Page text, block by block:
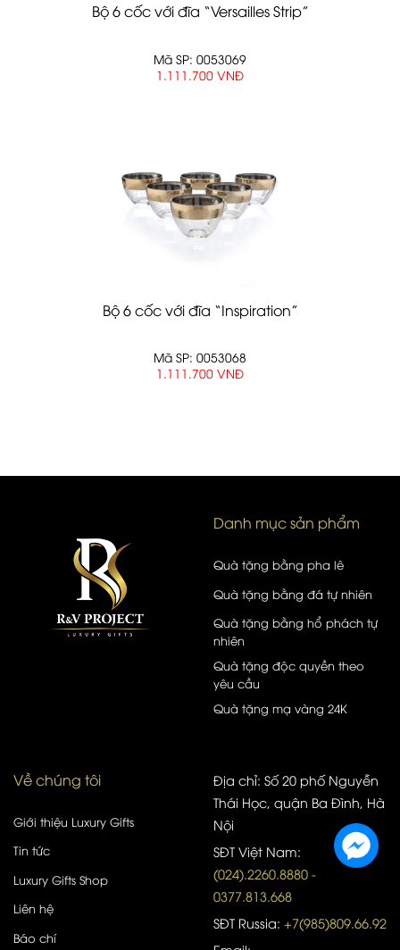
Bộ 6 cốc với đĩa “Versailles Strip”
Mã SP: 0053069
1.111.700 VNĐ
Bộ 6 cốc với đĩa “Inspiration”
Mã SP: 0053068
1.111.700 VNĐ
Danh mục sản phẩm
Quà tặng bằng pha lê
Quà tặng bằng đá tự nhiên
Quà tặng bằng hổ phách tự
nhiên
Quà tặng độc quyền theo
yêu cầu
Quà tặng mạ vàng 24K
Về chúng tôi
Giới thiệu Luxury Gifts
Tin tức
Luxury Gifts Shop
Liên hệ
Báo chí
Địa chỉ: Số 20 phố Nguyễn
Thái Học, quận Ba Đình, Hà
Nội
SĐT Việt Nam:
(024).2260.8880 -
0377.813.668
SĐT Russia: +7(985)809.66.92